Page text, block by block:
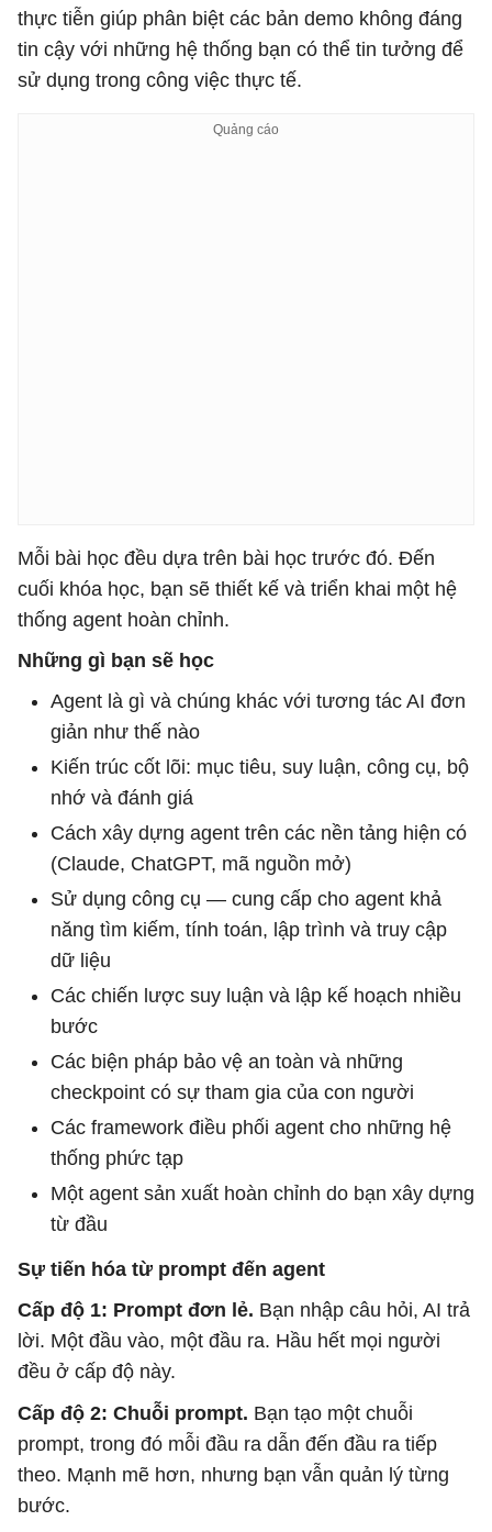
thực tiễn giúp phân biệt các bản demo không đáng
tin cậy với những hệ thống bạn có thể tin tưởng để
sử dụng trong công việc thực tế.
Mỗi bài học đều dựa trên bài học trước đó. Đến
cuối khóa học, bạn sẽ thiết kế và triển khai một hệ
thống agent hoàn chỉnh.
Những gì bạn sẽ học
Agent là gì và chúng khác với tương tác AI đơn
giản như thế nào
Kiến trúc cốt lõi: mục tiêu, suy luận, công cụ, bộ
nhớ và đánh giá
Cách xây dựng agent trên các nền tảng hiện có
(Claude, ChatGPT, mã nguồn mở)
Sử dụng công cụ — cung cấp cho agent khả
năng tìm kiếm, tính toán, lập trình và truy cập
dữ liệu
Các chiến lược suy luận và lập kế hoạch nhiều
bước
Các biện pháp bảo vệ an toàn và những
checkpoint có sự tham gia của con người
Các framework điều phối agent cho những hệ
thống phức tạp
Một agent sản xuất hoàn chỉnh do bạn xây dựng
từ đầu
Sự tiến hóa từ prompt đến agent
Cấp độ 1: Prompt đơn lẻ. Bạn nhập câu hỏi, AI trả
lời. Một đầu vào, một đầu ra. Hầu hết mọi người
đều ở cấp độ này.
Cấp độ 2: Chuỗi prompt. Bạn tạo một chuỗi
prompt, trong đó mỗi đầu ra dẫn đến đầu ra tiếp
theo. Mạnh mẽ hơn, nhưng bạn vẫn quản lý từng
bước.